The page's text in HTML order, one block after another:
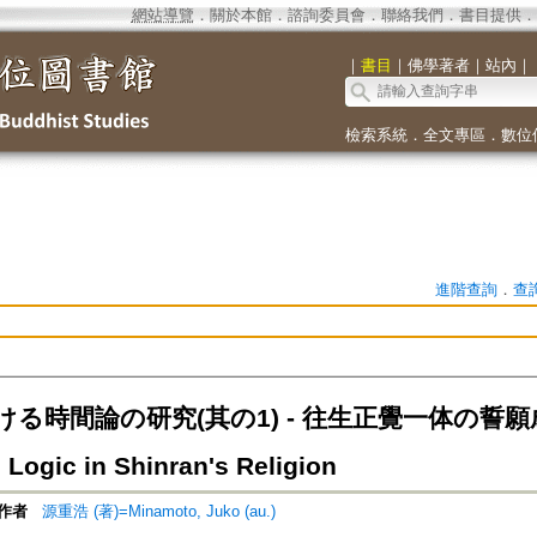
網站導覽 ． 關於本館． 諮詢委員會． 聯絡我們 ． 書目提供．
｜ 書目 ｜ 佛學著者｜ 站內 ｜
檢索系統． 全文專區 ． 數位
進階查詢． 查
る時間論の研究(其の1) - 往生正覺一体の誓
Logic in Shinran's Religion
者 源重浩 (著)=Minamoto, Juko (au.)